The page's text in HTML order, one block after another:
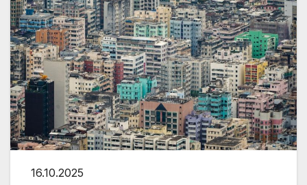
16.10.2025